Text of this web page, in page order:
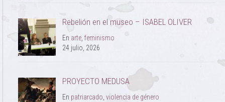
Rebelión en el museo – ISABEL OLIVER
En arte, feminismo
24 julio, 2026
PROYECTO MEDUSA
En patriarcado violencia de género